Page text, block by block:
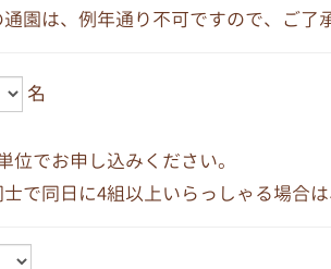
園は、例年通り不可ですので、ご了
名
位でお申し込みください。
で同日に4組以上いらっしゃる場合